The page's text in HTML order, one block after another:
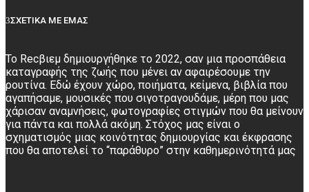
ΣΧΕΤΙΚΑ ΜΕ ΕΜΑΣ
Το Recβιεμ δημιουργήθηκε το 2022, σαν μια προσπάθεια
καταγραφής της ζωής που μένει αν αφαιρέσουμε την
ρουτίνα. Εδώ έχουν χώρο, ποιήματα, κείμενα, βιβλία που
αγαπήσαμε, μουσικές που σιγοτραγουδάμε, μέρη που μας
χάρισαν αναμνήσεις, φωτογραφίες στιγμών που θα μείνουν
για πάντα και πολλά ακόμη. Στόχος μας είναι ο
σχηματισμός μιας κοινότητας δημιουργίας και έκφρασης
που θα αποτελεί το “παράθυρο” στην καθημερινότητά μας